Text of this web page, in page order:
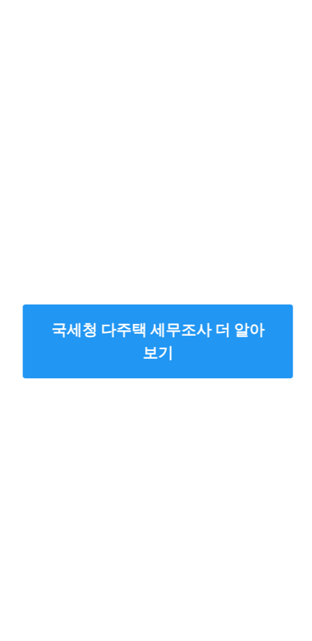
국세청 다주택 세무조사 더 알아
보기